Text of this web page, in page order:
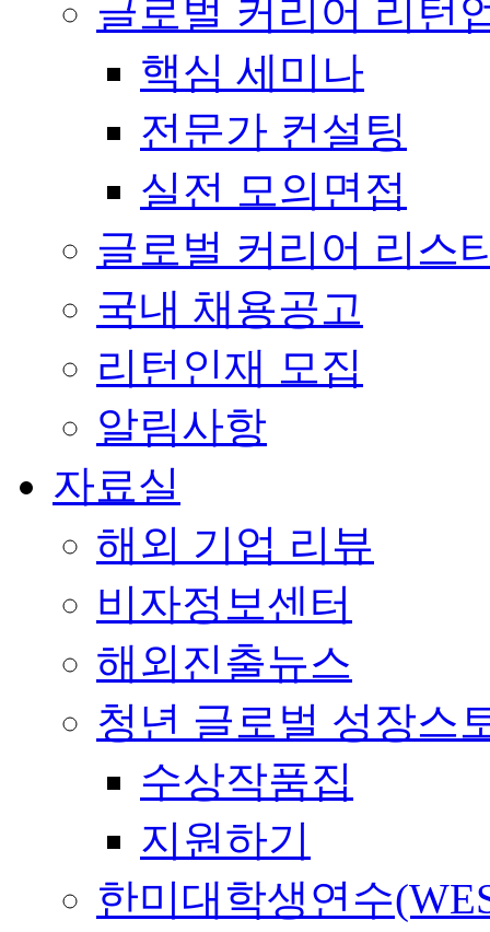
글로벌 커리어 리턴
핵심 세미나
전문가 컨설팅
실전 모의면접
글로벌 커리어 리스
국내 채용공고
리턴인재 모집
알림사항
자료실
해외 기업 리뷰
비자정보센터
해외진출뉴스
청년 글로벌 성장스
수상작품집
지원하기
한미대학생연수